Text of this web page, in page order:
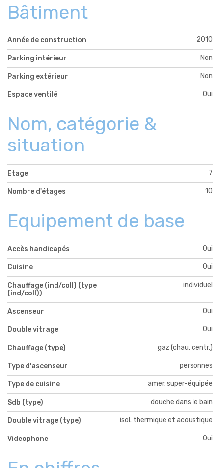
Bâtiment
Année de construction 2010
Parking intérieur Non
Parking extérieur Non
Espace ventilé Oui
Nom, catégorie &
situation
Etage 7
Nombre d'étages 10
Equipement de base
Accès handicapés Oui
Cuisine Oui
Chauffage (ind/coll) (type
(ind/coll))
individuel
Ascenseur Oui
Double vitrage Oui
Chauffage (type) gaz (chau. centr.)
Type d'ascenseur personnes
Type de cuisine amer. super-équipée
Sdb (type) douche dans le bain
Double vitrage (type) isol. thermique et acoustique
Videophone Oui